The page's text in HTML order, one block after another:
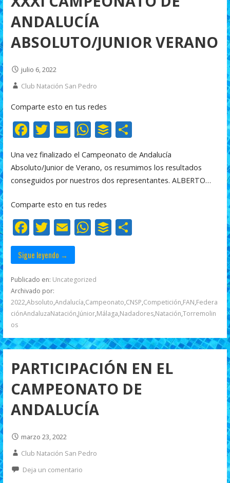
ANDALUCÍA
ABSOLUTO/JUNIOR VERANO
julio 6, 2022
Club Natación San Pedro
Comparte esto en tus redes
F
ac
e
b
o
k
T
w
itt
er
E
m
ai
l
W
at
s
p
p
B
f
er
C
o
m
p
r
Una vez finalizado el Campeonato de Andalucía
Absoluto/Junior de Verano, os resumimos los resultados
conseguidos por nuestros dos representantes. ALBERTO…
Comparte esto en tus redes
F
ac
e
b
o
o
T
w
itt
er
E
m
ai
l
W
s
p
B C
ti
Sigue leyendo →
Publicado en: Uncategorized
Archivado por:
2022,Absoluto,Andalucía,Campeonato,CNSP,Competición,FAN,Federa
ciónAndaluzaNatación,Júnior,Málaga,Nadadores,Natación,Torremolin
os
PARTICIPACIÓN EN EL
CAMPEONATO DE
ANDALUCÍA
marzo 23, 2022
Club Natación San Pedro
Deja un comentario